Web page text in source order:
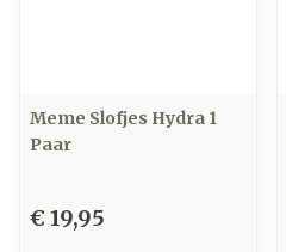
Meme Slofjes Hydra 1
Paar
€ 19,95